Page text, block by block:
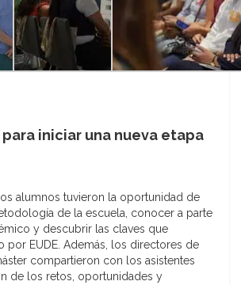
iniciar una nueva etapa
alumnos tuvieron la oportunidad de
de la escuela, conocer a parte
y descubrir las claves que
por EUDE. Además, los directores de
compartieron con los asistentes
de los retos, oportunidades y